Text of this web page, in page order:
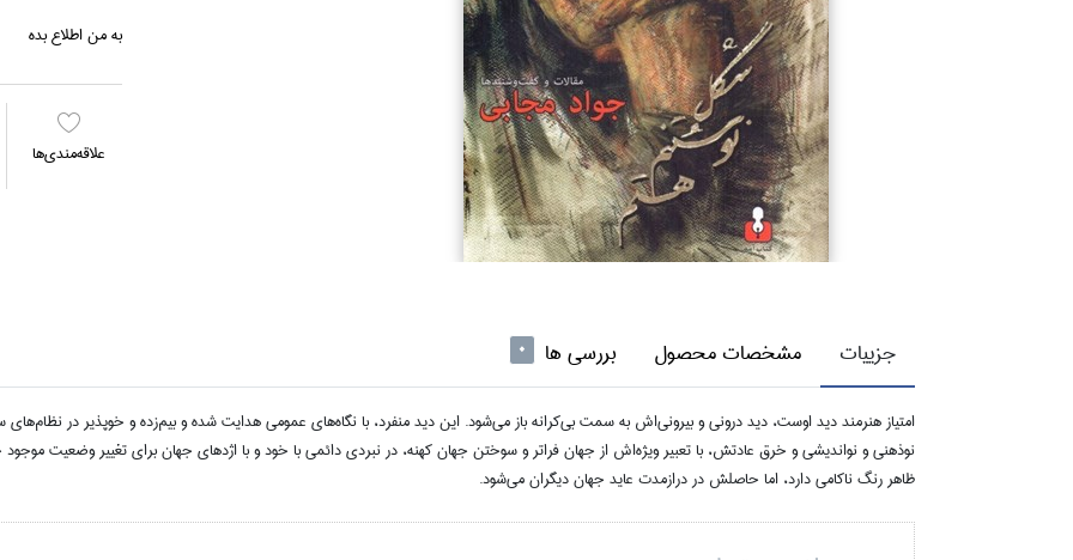
به من اطلاع بده
علاقه‌مندي‌ها
جزییات مشخصات محصول بررسی ها 0
امتياز هنرمند ديد اوست، ديد دروني و بيروني‌اش به سمت بي‌كرانه باز مي‌شود. اين ديد منفرد، با نگاه‌هاي عمومي هدايت شده و بيم‌زده و خوپذير در
نوذهني و نوانديشي و خرق عادتش، با تعبير ويژه‌اش از جهان فراتر و سوختن جهان كهنه، در نبردي دائمي با خود و با اژدهاي جهان براي تغيير وضعيت
ظاهر رنگ ناكامي دارد، اما حاصلش در درازمدت عايد جهان ديگران مي‌شود.